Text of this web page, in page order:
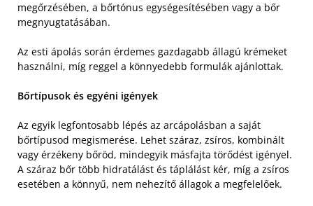
megőrzésében, a bőrtónus egységesítésében vagy a bőr
megnyugtatásában.
Az esti ápolás során érdemes gazdagabb állagú krémeket
használni, míg reggel a könnyedebb formulák ajánlottak.
Bőrtípusok és egyéni igények
Az egyik legfontosabb lépés az arcápolásban a saját
bőrtípusod megismerése. Lehet száraz, zsíros, kombinált
vagy érzékeny bőröd, mindegyik másfajta törődést igényel.
A száraz bőr több hidratálást és táplálást kér, míg a zsíros
esetében a könnyű, nem nehezítő állagok a megfelelőek.